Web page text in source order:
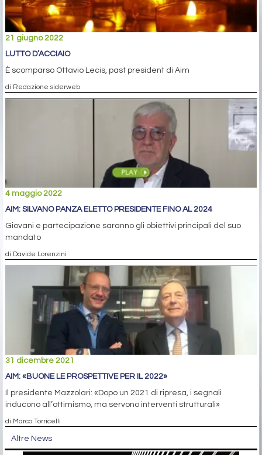
21 giugno 2022
LUTTO D’ACCIAIO
È scomparso Ottavio Lecis, past president di Aim
di Redazione siderweb
4 maggio 2022
AIM: SILVANO PANZA ELETTO PRESIDENTE FINO AL 2024
Giovani e partecipazione saranno gli obiettivi principali del suo
mandato
di Davide Lorenzini
31 dicembre 2021
AIM: «BUONE LE PROSPETTIVE PER IL 2022»
Il presidente Mazzolari: «Dopo un 2021 di ripresa, i segnali
inducono all’ottimismo, ma servono interventi strutturali»
di Marco Torricelli
Altre News